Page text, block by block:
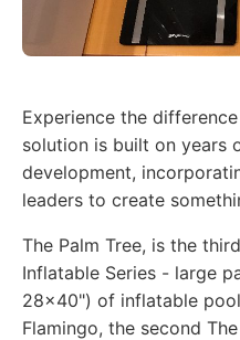
Experience the
solution is built on years
development,
leaders to create
The Palm Tree, is the
Inflatable Series - large
28x40") of inflatable
Flamingo, the second